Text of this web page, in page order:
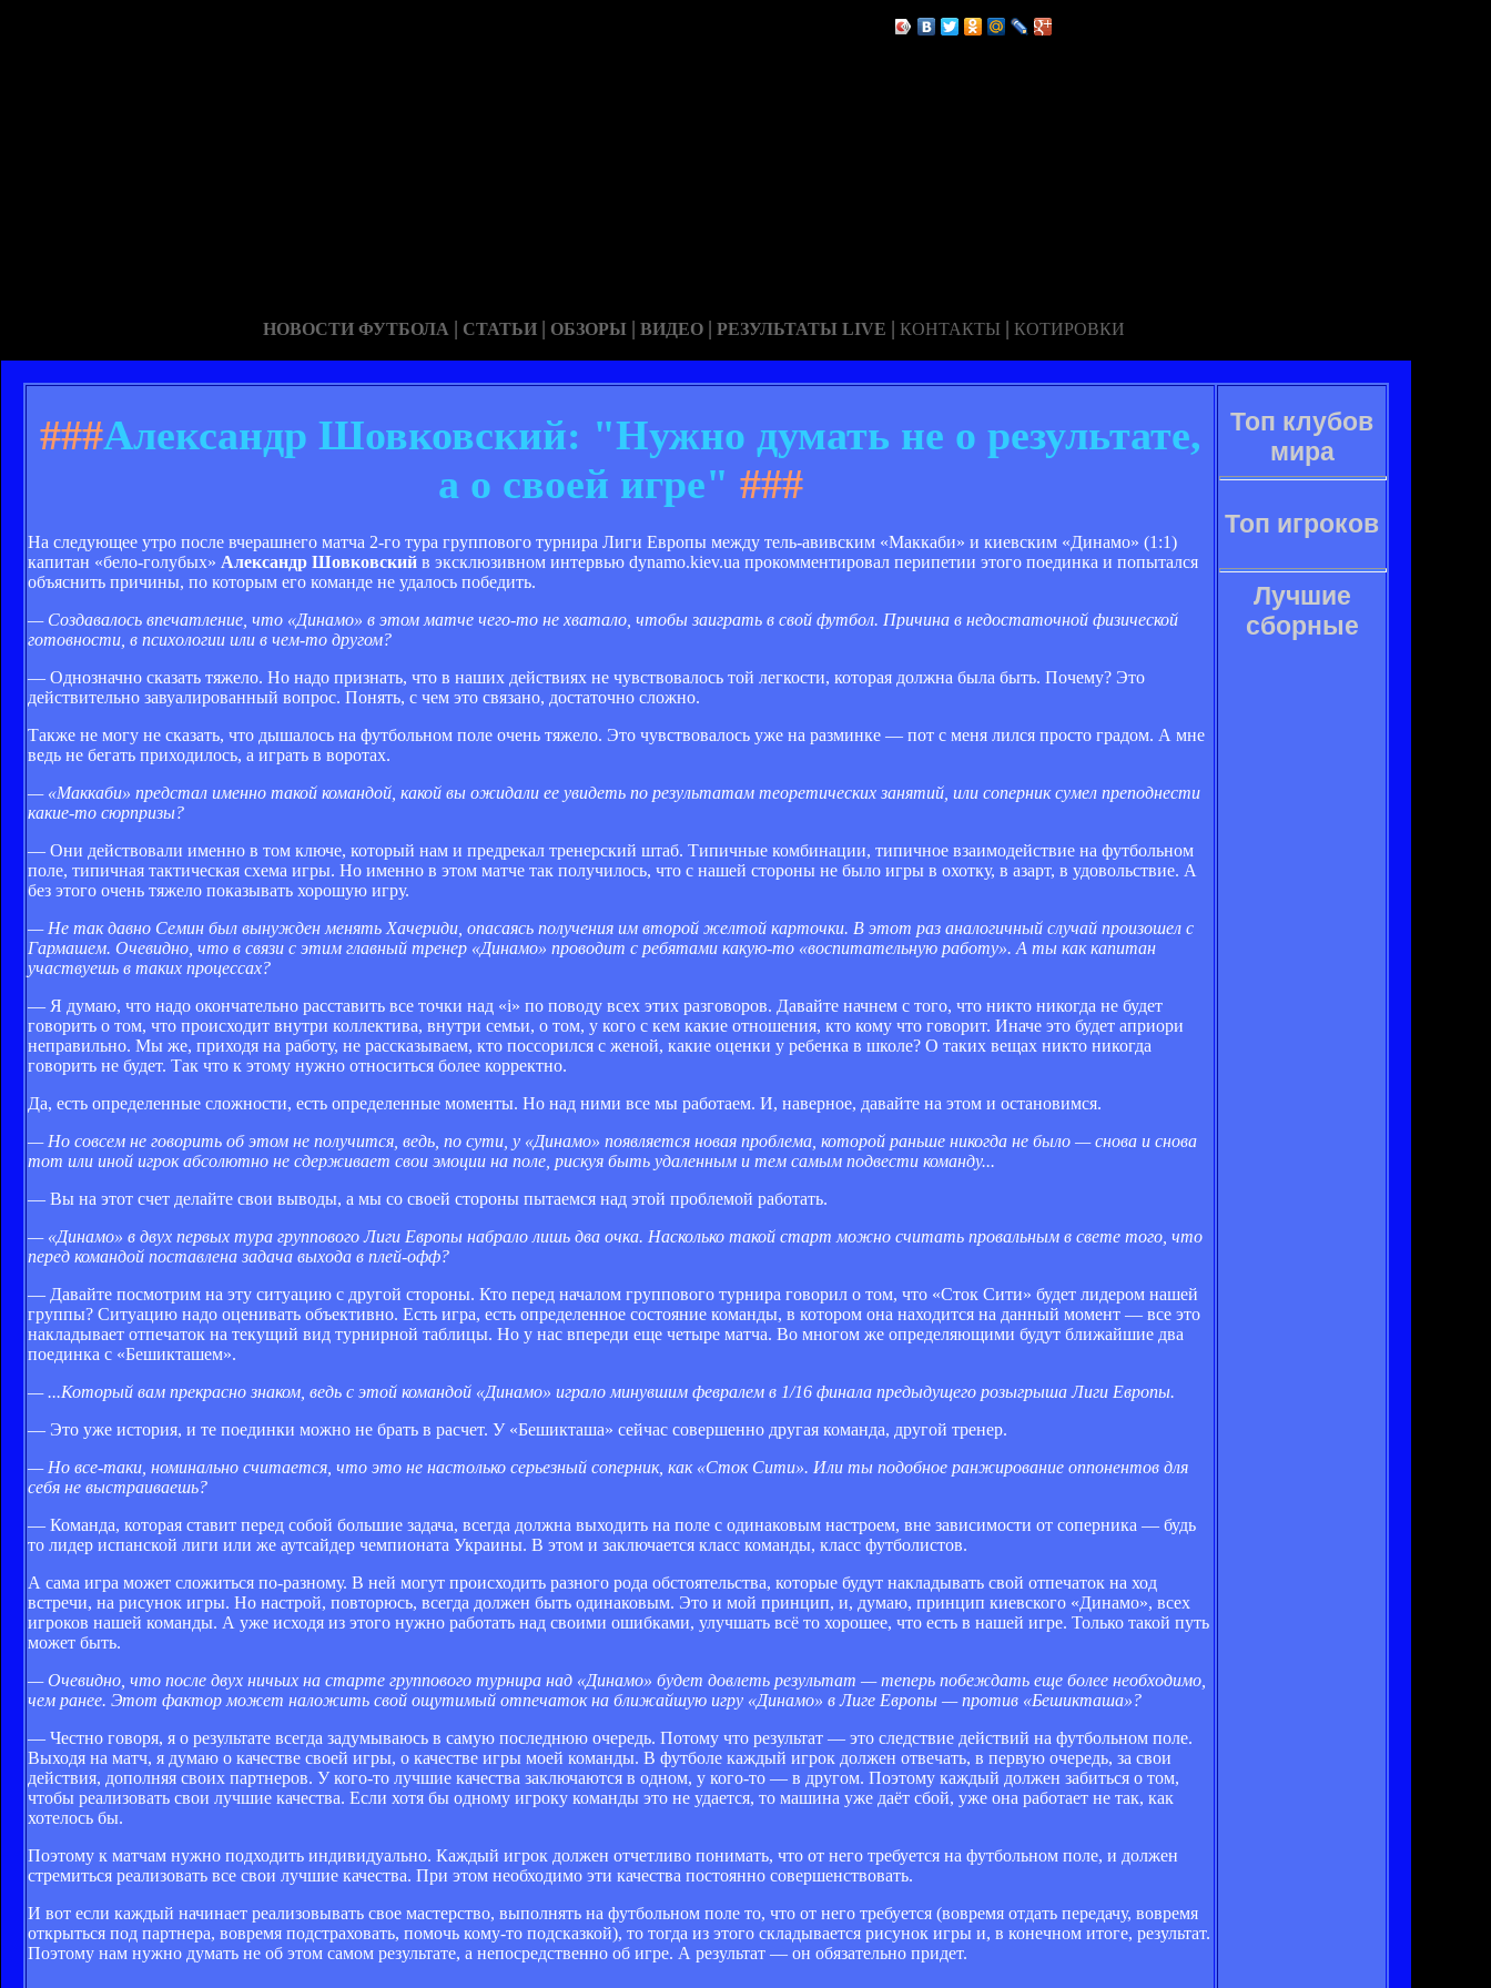
НОВОСТИ ФУТБОЛА | СТАТЬИ | ОБЗОРЫ | ВИДЕО | РЕЗУЛЬТАТЫ LIVE | КОНТАКТЫ | КОТИРОВКИ
###Александр Шовковский: "Нужно думать не о результате,
а о своей игре" ###
На следующее утро после вчерашнего матча 2-го тура группового турнира Лиги Европы между тель-авивским «Маккаби» и киевским «Динамо» (1:1)
капитан «бело-голубых» Александр Шовковский в эксклюзивном интервью dynamo.kiev.ua прокомментировал перипетии этого поединка и попытался
объяснить причины, по которым его команде не удалось победить.
— Создавалось впечатление, что «Динамо» в этом матче чего-то не хватало, чтобы заиграть в свой футбол. Причина в недостаточной физической
готовности, в психологии или в чем-то другом?
— Однозначно сказать тяжело. Но надо признать, что в наших действиях не чувствовалось той легкости, которая должна была быть. Почему? Это
действительно завуалированный вопрос. Понять, с чем это связано, достаточно сложно.
Также не могу не сказать, что дышалось на футбольном поле очень тяжело. Это чувствовалось уже на разминке — пот с меня лился просто градом. А мне
ведь не бегать приходилось, а играть в воротах.
— «Маккаби» предстал именно такой командой, какой вы ожидали ее увидеть по результатам теоретических занятий, или соперник сумел преподнести
какие-то сюрпризы?
— Они действовали именно в том ключе, который нам и предрекал тренерский штаб. Типичные комбинации, типичное взаимодействие на футбольном
поле, типичная тактическая схема игры. Но именно в этом матче так получилось, что с нашей стороны не было игры в охотку, в азарт, в удовольствие. А
без этого очень тяжело показывать хорошую игру.
— Не так давно Семин был вынужден менять Хачериди, опасаясь получения им второй желтой карточки. В этот раз аналогичный случай произошел с
Гармашем. Очевидно, что в связи с этим главный тренер «Динамо» проводит с ребятами какую-то «воспитательную работу». А ты как капитан
участвуешь в таких процессах?
— Я думаю, что надо окончательно расставить все точки над «i» по поводу всех этих разговоров. Давайте начнем с того, что никто никогда не будет
говорить о том, что происходит внутри коллектива, внутри семьи, о том, у кого с кем какие отношения, кто кому что говорит. Иначе это будет априори
неправильно. Мы же, приходя на работу, не рассказываем, кто поссорился с женой, какие оценки у ребенка в школе? О таких вещах никто никогда
говорить не будет. Так что к этому нужно относиться более корректно.
Да, есть определенные сложности, есть определенные моменты. Но над ними все мы работаем. И, наверное, давайте на этом и остановимся.
— Но совсем не говорить об этом не получится, ведь, по сути, у «Динамо» появляется новая проблема, которой раньше никогда не было — снова и снова
тот или иной игрок абсолютно не сдерживает свои эмоции на поле, рискуя быть удаленным и тем самым подвести команду...
— Вы на этот счет делайте свои выводы, а мы со своей стороны пытаемся над этой проблемой работать.
— «Динамо» в двух первых тура группового Лиги Европы набрало лишь два очка. Насколько такой старт можно считать провальным в свете того, что
перед командой поставлена задача выхода в плей-офф?
— Давайте посмотрим на эту ситуацию с другой стороны. Кто перед началом группового турнира говорил о том, что «Сток Сити» будет лидером нашей
группы? Ситуацию надо оценивать объективно. Есть игра, есть определенное состояние команды, в котором она находится на данный момент — все это
накладывает отпечаток на текущий вид турнирной таблицы. Но у нас впереди еще четыре матча. Во многом же определяющими будут ближайшие два
поединка с «Бешикташем».
— ...Который вам прекрасно знаком, ведь с этой командой «Динамо» играло минувшим февралем в 1/16 финала предыдущего розыгрыша Лиги Европы.
— Это уже история, и те поединки можно не брать в расчет. У «Бешикташа» сейчас совершенно другая команда, другой тренер.
— Но все-таки, номинально считается, что это не настолько серьезный соперник, как «Сток Сити». Или ты подобное ранжирование оппонентов для
себя не выстраиваешь?
— Команда, которая ставит перед собой большие задача, всегда должна выходить на поле с одинаковым настроем, вне зависимости от соперника — будь
то лидер испанской лиги или же аутсайдер чемпионата Украины. В этом и заключается класс команды, класс футболистов.
А сама игра может сложиться по-разному. В ней могут происходить разного рода обстоятельства, которые будут накладывать свой отпечаток на ход
встречи, на рисунок игры. Но настрой, повторюсь, всегда должен быть одинаковым. Это и мой принцип, и, думаю, принцип киевского «Динамо», всех
игроков нашей команды. А уже исходя из этого нужно работать над своими ошибками, улучшать всё то хорошее, что есть в нашей игре. Только такой путь
может быть.
— Очевидно, что после двух ничьих на старте группового турнира над «Динамо» будет довлеть результат — теперь побеждать еще более необходимо,
чем ранее. Этот фактор может наложить свой ощутимый отпечаток на ближайшую игру «Динамо» в Лиге Европы — против «Бешикташа»?
— Честно говоря, я о результате всегда задумываюсь в самую последнюю очередь. Потому что результат — это следствие действий на футбольном поле.
Выходя на матч, я думаю о качестве своей игры, о качестве игры моей команды. В футболе каждый игрок должен отвечать, в первую очередь, за свои
действия, дополняя своих партнеров. У кого-то лучшие качества заключаются в одном, у кого-то — в другом. Поэтому каждый должен забиться о том,
чтобы реализовать свои лучшие качества. Если хотя бы одному игроку команды это не удается, то машина уже даёт сбой, уже она работает не так, как
хотелось бы.
Поэтому к матчам нужно подходить индивидуально. Каждый игрок должен отчетливо понимать, что от него требуется на футбольном поле, и должен
стремиться реализовать все свои лучшие качества. При этом необходимо эти качества постоянно совершенствовать.
И вот если каждый начинает реализовывать свое мастерство, выполнять на футбольном поле то, что от него требуется (вовремя отдать передачу, вовремя
открыться под партнера, вовремя подстраховать, помочь кому-то подсказкой), то тогда из этого складывается рисунок игры и, в конечном итоге, результат.
Поэтому нам нужно думать не об этом самом результате, а непосредственно об игре. А результат — он обязательно придет.
Топ клубов
мира
Топ игроков
Лучшие
сборные